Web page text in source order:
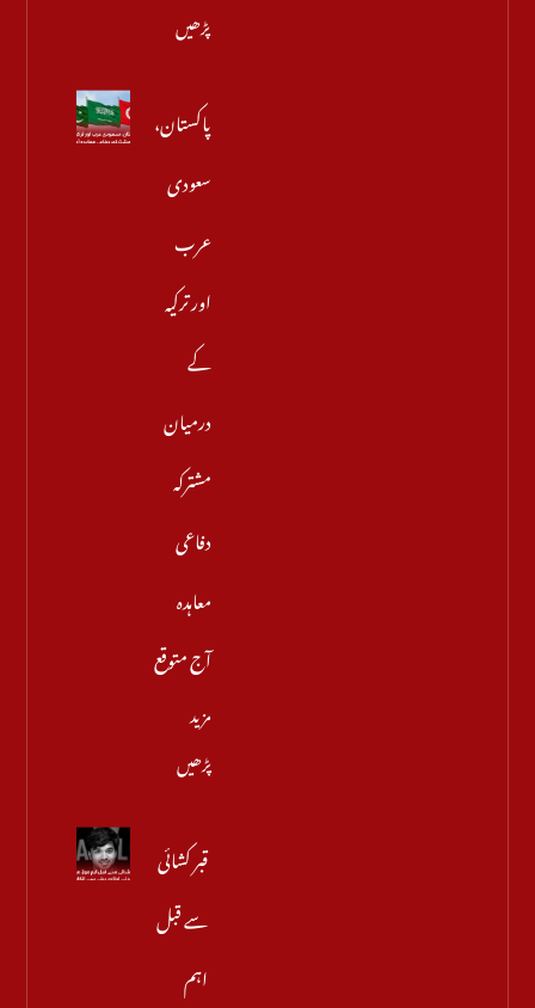
پڑھیں
پاکستان،
سعودی
عرب
اور ترکیہ
کے
درمیان
مشترکہ
دفاعی
معاہدہ
آج متوقع
مزید
پڑھیں
قبر کشائی
سے قبل
اہم